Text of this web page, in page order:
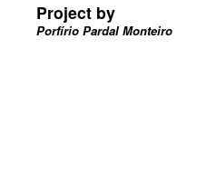
Project by
Porfírio Pardal Monteiro